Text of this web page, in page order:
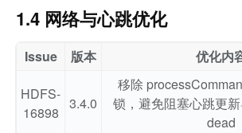
1.4 网络与心跳优化
Issue 版本 优化内
HDFS-
16898
3.4.0
移除
锁，避免阻塞心跳更
dead